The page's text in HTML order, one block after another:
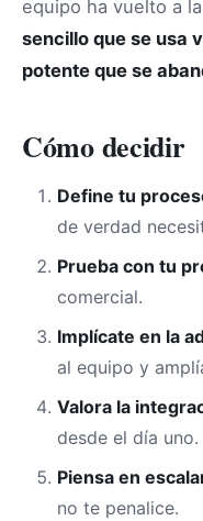
equipo ha vuelto a
sencillo que se usa
potente que se
Cómo decidir
Define tu
de verdad
Prueba con tu
comercial.
Implícate en la
al equipo y
Valora la
desde el día uno.
Piensa en
no te penalice.